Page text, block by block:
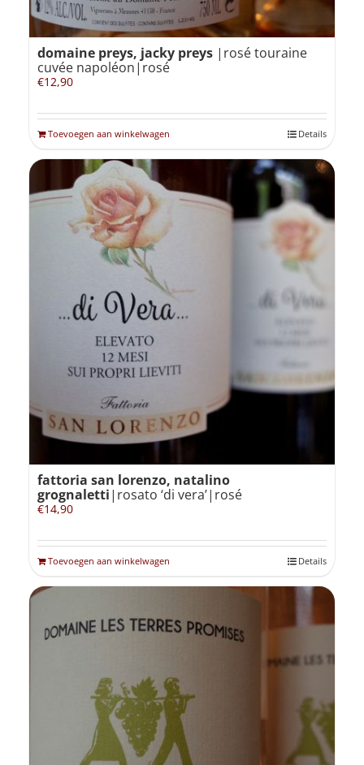
domaine preys, jacky preys |rosé touraine
cuvée napoléon|rosé
€12,90
Toevoegen aan winkelwagen Details
fattoria san lorenzo, natalino
grognaletti|rosato ‘di vera’|rosé
€14,90
Toevoegen aan winkelwagen Details